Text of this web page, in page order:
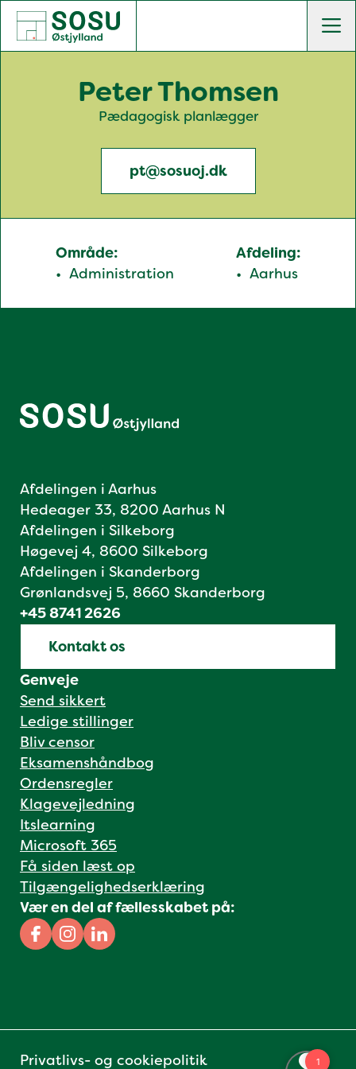
SOSU Østjylland | Gør dig klogere på livet
Peter Thomsen
Pædagogisk planlægger
pt@sosuoj.dk
Område:
Administration
Afdeling:
Aarhus
Afdelingen i Aarhus
Hedeager 33, 8200 Aarhus N
Afdelingen i Silkeborg
Høgevej 4, 8600 Silkeborg
Afdelingen i Skanderborg
Grønlandsvej 5, 8660 Skanderborg
+45 8741 2626
Kontakt os
Genveje
Send sikkert
Ledige stillinger
Bliv censor
Eksamenshåndbog
Ordensregler
Klagevejledning
Itslearning
Microsoft 365
Få siden læst op
Tilgængelighedserklæring
Vær en del af fællesskabet på:
Facebook
Instagram
Linkedin
Privatlivs- og cookiepolitik